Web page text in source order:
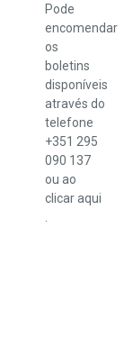
Pode
encomendar
os
boletins
disponíveis
através do
telefone
+351 295
090 137
ou ao
clicaraqui